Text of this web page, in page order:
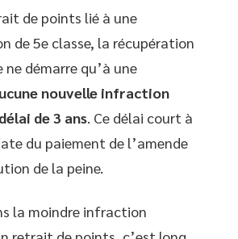
de points lié à une
de 5e classe, la récupération
démarre qu’à une
nouvelle infraction
de 3 ans. Ce délai court à
du paiement de l’amende
de la peine.
la moindre infraction